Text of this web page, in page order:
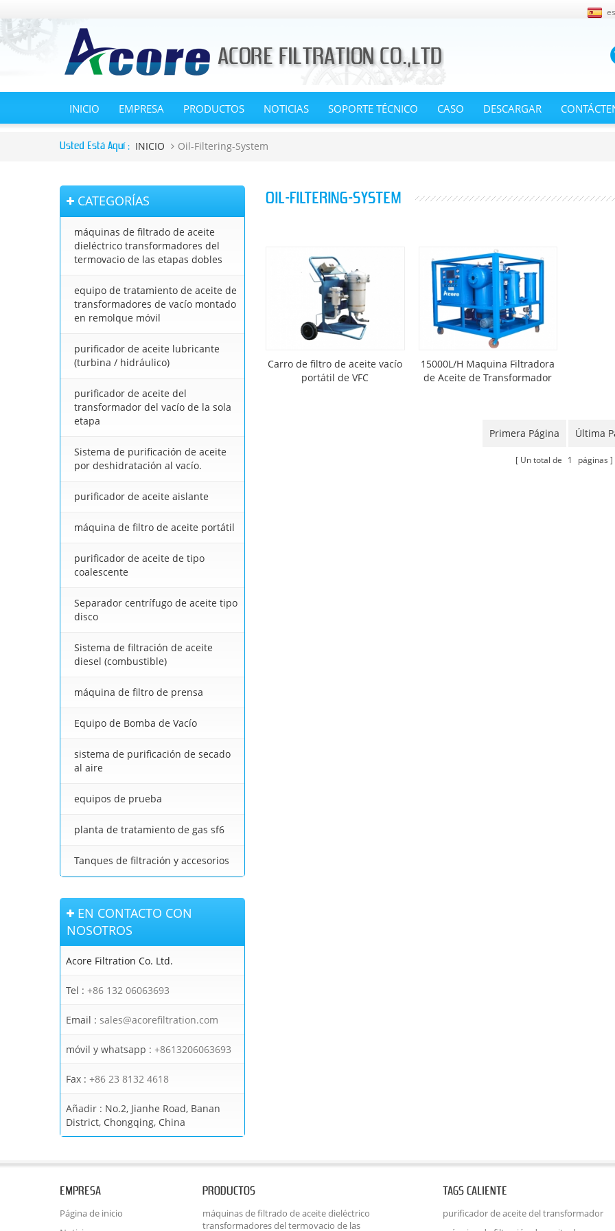
INICIO EMPRESA PRODUCTOS NOTICIAS SOPORTE TÉCNICO CASO DESCARGAR
Usted Está Aquí : INICIO Oil-Filtering-System
CATEGORÍAS
máquinas de filtrado de aceite
dieléctrico transformadores del
termovacio de las etapas dobles
equipo de tratamiento de aceite de
transformadores de vacío montado
en remolque móvil
purificador de aceite lubricante
(turbina / hidráulico)
purificador de aceite del
transformador del vacío de la sola
etapa
Sistema de purificación de aceite
por deshidratación al vacío.
purificador de aceite aislante
máquina de filtro de aceite portátil
purificador de aceite de tipo
coalescente
Separador centrífugo de aceite tipo
disco
Sistema de filtración de aceite
diesel (combustible)
máquina de filtro de prensa
Equipo de Bomba de Vacío
sistema de purificación de secado
al aire
equipos de prueba
planta de tratamiento de gas sf6
Tanques de filtración y accesorios
EN CONTACTO CON
NOSOTROS
Acore Filtration Co. Ltd.
Tel : +86 132 06063693
Email : sales@acorefiltration.com
móvil y whatsapp : +8613206063693
Fax : +86 23 8132 4618
Añadir : No.2, Jianhe Road, Banan
District, Chongqing, China
OIL-FILTERING-SYSTEM
Carro de filtro de aceite vacío
portátil de VFC
15000L/H Maquina Filtradora
de Aceite de Transformador
Primera Página Última
Un total de 1 páginas
EMPRESA
Página de inicio
PRODUCTOS
máquinas de filtrado de aceite dieléctrico
transformadores del termovacio de las
TAGS CALIENTE
purificador de aceite del transformador